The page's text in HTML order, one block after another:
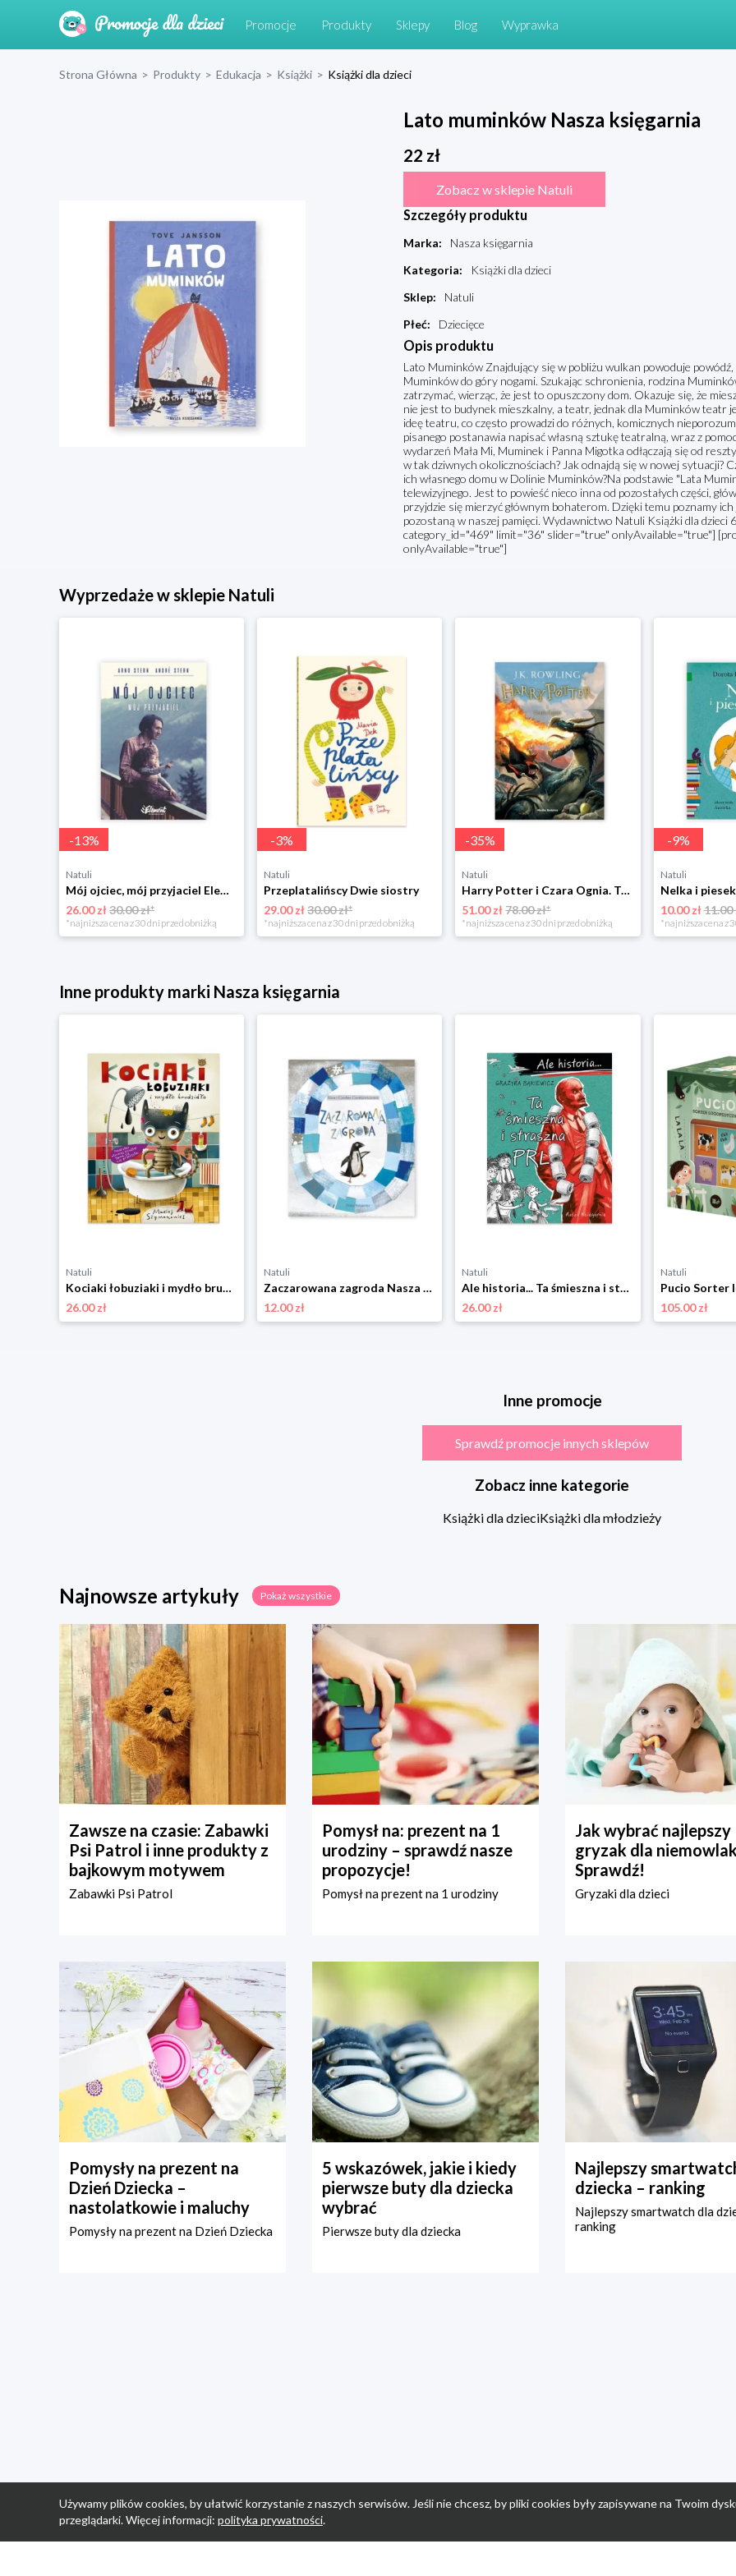
Promocje Produkty Sklepy Blog Wyprawka
Strona Główna > Produkty > Edukacja > Książki > Książki dla dzieci
Lato muminków Nasza księgarnia
22 zł
Zobacz w sklepie Natuli
Szczegóły produktu
Marka:
Nasza księgarnia
Kategoria:
Książki dla dzieci
Sklep:
Natuli
Płeć: Dziecięce
Opis produktu
Lato Muminków Znajdujący się w pobliżu wulkan powoduje
Muminków do góry nogami. Szukając schronienia, rodzina
zatrzymać, wierząc, że jest to opuszczony dom. Okazuje się, że
nie jest to budynek mieszkalny, a teatr, jednak dla Muminków teatr
ideę teatru, co często prowadzi do różnych, komicznych
pisanego postanawia napisać własną sztukę teatralną, wraz z
wydarzeń Mała Mi, Muminek i Panna Migotka odłączają się od
w tak dziwnych okolicznościach? Jak odnajdą się w nowej sytuacji?
ich własnego domu w Dolinie Muminków?Na podstawie "Lata
telewizyjnego. Jest to powieść nieco inna od pozostałych części,
przyjdzie się mierzyć głównym bohaterom. Dzięki temu poznamy ich
pozostaną w naszej pamięci. Wydawnictwo Natuli Książki dla
category_id="469" limit="36" slider="true" onlyAvailable="true"]
onlyAvailable="true"]
Wyprzedaże w sklepie Natuli
-13%
Natuli
Mój ojciec, mój przyjaciel Element
26.00 zł30.00 zł*
*najniższa cena z 30 dni przed obniżką
-3%
Natuli
Przeplatalińscy Dwie siostry
29.00 zł30.00 zł*
*najniższa cena z 30 dni przed obniżką
-35%
Natuli
Harry Potter i Czara Ognia. Tom 4 Media rodzina
51.00 zł78.00 zł*
*najniższa cena z 30 dni przed obniżką
-9%
Natuli
10.00 zł11.00
*najniższa cena z
Inne produkty marki Nasza księgarnia
Natuli
Kociaki łobuziaki i mydło brudzidło Nasza księgarnia
26.00 zł
Natuli
Zaczarowana zagroda Nasza księgarnia
12.00 zł
Natuli
Ale historia... Ta śmieszna i straszna PRL Nasza księgarnia
26.00 zł
Natuli
105.00 zł
Inne promocje
Sprawdź promocje innych sklepów
Zobacz inne kategorie
Książki dla dzieciKsiążki dla młodzieży
Najnowsze artykuły Pokaż wszystkie
Zawsze na czasie: Zabawki
Psi Patrol i inne produkty z
bajkowym motywem
Zabawki Psi Patrol
Pomysł na: prezent na 1
urodziny – sprawdź nasze
propozycje!
Pomysł na prezent na 1 urodziny
Jak wybrać najlepszy
gryzak dla
Sprawdź!
Gryzaki dla dzieci
Pomysły na prezent na
Dzień Dziecka –
nastolatkowie i maluchy
Pomysły na prezent na Dzień Dziecka
5 wskazówek, jakie i kiedy
pierwsze buty dla dziecka
wybrać
Pierwsze buty dla dziecka
Najlepszy
dziecka – ranking
Najlepszy smartwatch dla
ranking
Używamy plików cookies, by ułatwić korzystanie z naszych serwisów. Jeśli nie chcesz, by pliki cookies były zapisywane na Twoim
przeglądarki. Więcej informacji: polityka prywatności.